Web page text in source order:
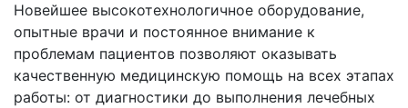
Новейшее высокотехнологичное оборудование,
опытные врачи и постоянное внимание к
проблемам пациентов позволяют оказывать
качественную медицинскую помощь на всех этапах
работы: от диагностики до выполнения лечебных